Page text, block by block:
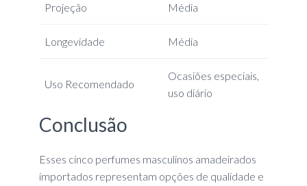
Projeção Média
Longevidade Média
Uso Recomendado
Ocasiões especiais,
uso diário
Conclusão
Esses cinco perfumes masculinos amadeirados
importados representam opções de qualidade e